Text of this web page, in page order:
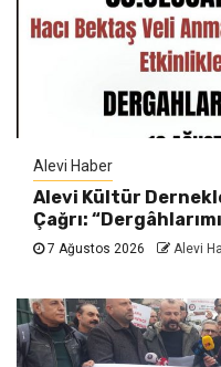
Alevi Haber
Alevi Kültür
Çağrı:
7 Ağustos 2026 Alevi